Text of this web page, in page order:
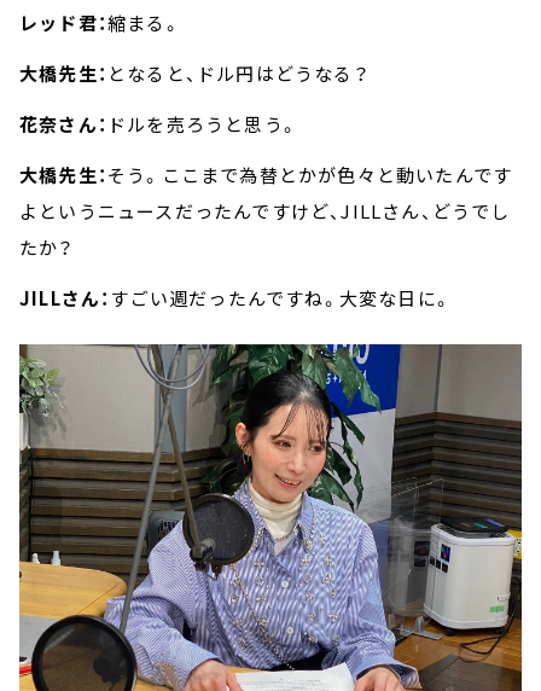
レッド君：縮まる。
大橋先生： となると、ドル円はどうなる？
花奈さん： ドルを売ろうと思う。
大橋先生：そう。ここまで為替とかが色々と動いたんです
よというニュースだったんですけど、JILLさん、どうでし
たか？
JILLさん： すごい週だったんですね。大変な日に。